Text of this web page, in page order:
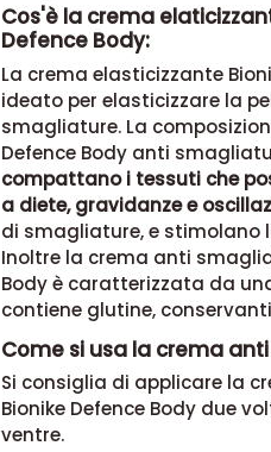
Cos'è la crema
Defence Body:
La crema elasticizzante
ideato per elasticizzare la
smagliature. La
Defence Body anti
compattano i tessuti che
a diete, gravidanze e
di smagliature, e stimolano
Inoltre la crema anti
Body è caratterizzata da
contiene glutine,
Come si usa la crema
Si consiglia di applicare la
Bionike Defence Body due
ventre.